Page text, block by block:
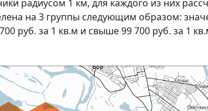
радиусом 1 км, для каждого из них
на 3 группы следующим образом:
руб. за 1 кв.м и свыше 99 700 руб. за 1